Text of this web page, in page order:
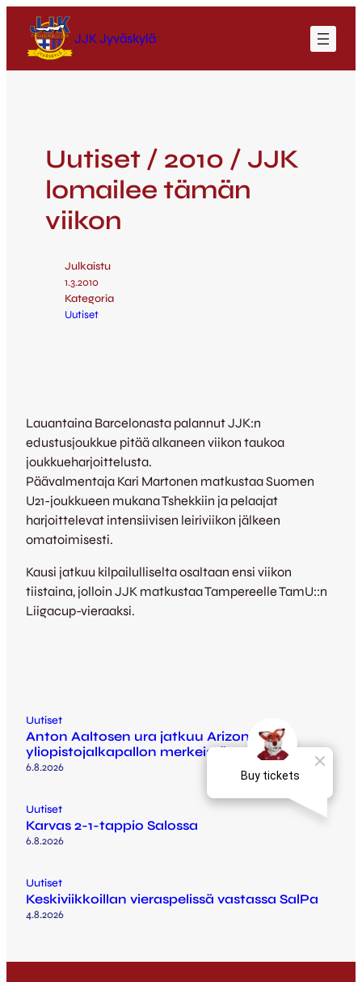
JJK Jyväskylä
Uutiset / 2010 / JJK
lomailee tämän
viikon
Julkaistu
1.3.2010
Kategoria
Uutiset
Lauantaina Barcelonasta palannut JJK:n
edustusjoukkue pitää alkaneen viikon taukoa
joukkueharjoittelusta.
Päävalmentaja Kari Martonen matkustaa Suomen
U21-joukkueen mukana Tshekkiin ja pelaajat
harjoittelevat intensiivisen leiriviikon jälkeen
omatoimisesti.
Kausi jatkuu kilpailulliselta osaltaan ensi viikon
tiistaina, jolloin JJK matkustaa Tampereelle TamU::n
Liigacup-vieraaksi.
Uutiset
Anton Aaltosen ura jatkuu Arizonassa
yliopistojalkapallon merkeissä
6.8.2026
Uutiset
Karvas 2-1-tappio Salossa
6.8.2026
Uutiset
Keskiviikkoillan vieraspelissä vastassa SalPa
4.8.2026